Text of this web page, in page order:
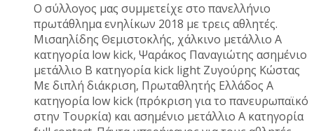
Ο σύλλογος μας συμμετείχε στο πανελλήνιο
πρωτάθλημα ενηλίκων 2018 με τρεις αθλητές.
Μισαηλίδης Θεμιστοκλής, χάλκινο μετάλλιο Α
κατηγορία low kick, Ψαράκος Παναγιώτης ασημένιο
μετάλλιο B κατηγορία kick light Ζυγούρης Κώστας
Με διπλή διάκριση, Πρωταθλητής Ελλάδος Α
κατηγορία low kick (πρόκριση για το πανευρωπαϊκό
στην Τουρκία) και ασημένιο μετάλλιο Α κατηγορία